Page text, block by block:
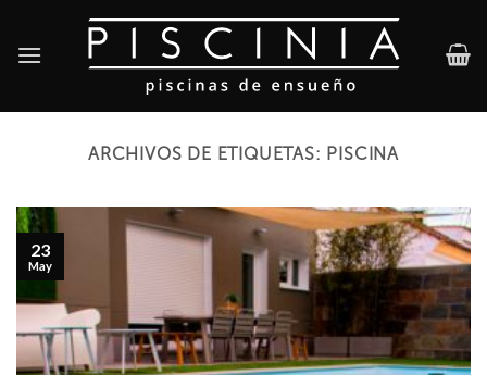
content
ARCHIVOS DE ETIQUETAS: PISCINA
23
May